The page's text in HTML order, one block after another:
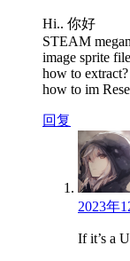
Hi.. 你好
STEAM
image sprite
how to extract?
how to im
回复
2023年
If it’s a